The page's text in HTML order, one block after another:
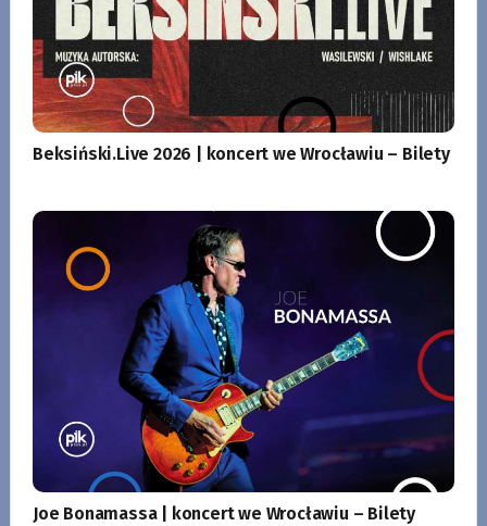
Beksiński.Live 2026 | koncert we Wrocławiu – Bilety
Joe Bonamassa | koncert we Wrocławiu – Bilety